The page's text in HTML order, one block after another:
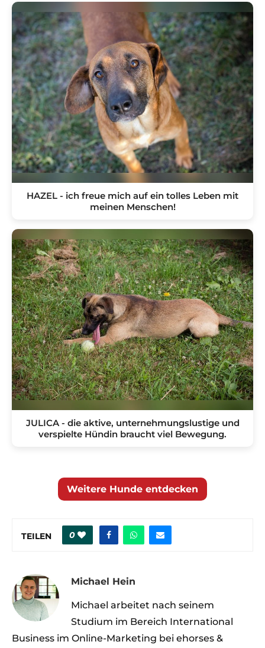
HAZEL - ich freue mich auf ein tolles Leben mit
meinen Menschen!
JULICA - die aktive, unternehmungslustige und
verspielte Hündin braucht viel Bewegung.
Weitere Hunde entdecken
TEILEN 0
Michael Hein
Michael arbeitet nach seinem
Studium im Bereich International
Business im Online-Marketing bei ehorses &